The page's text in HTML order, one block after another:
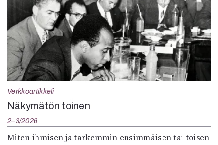
Verkkoartikkeli
Näkymätön toinen
2–3/2026
Miten ihmisen ja tarkemmin ensimmäisen tai toisen